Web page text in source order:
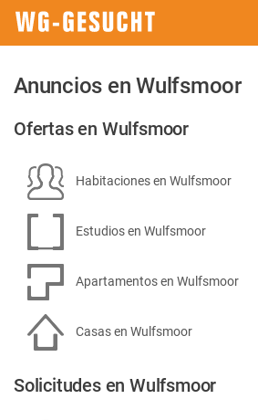
Anuncios en Wulfsmoor
Ofertas en Wulfsmoor
Habitaciones en Wulfsmoor
Estudios en Wulfsmoor
Apartamentos en Wulfsmoor
Casas en Wulfsmoor
Solicitudes en Wulfsmoor